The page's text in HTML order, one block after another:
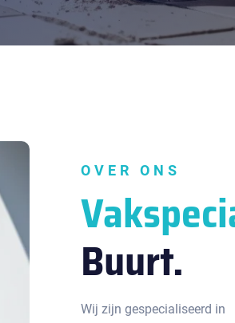
OVER ONS
Buurt.
Wij zijn gespecialiseerd in